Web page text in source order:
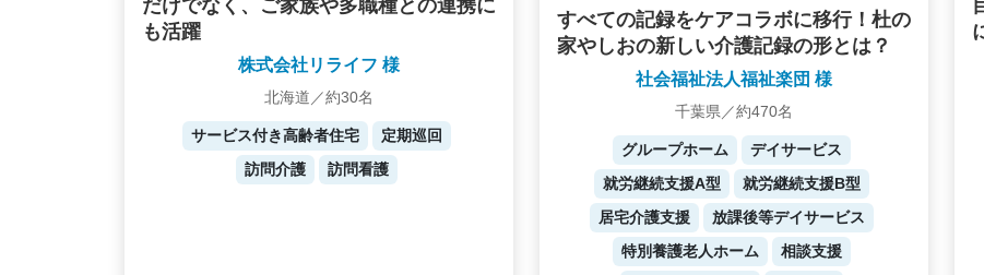
だけでなく、ご家族や多職種との連携に
も活躍
株式会社リライフ 様
北海道／約30名
サービス付き高齢者住宅
定期巡回
訪問介護
訪問看護
すべての記録をケアコラボに移行！杜の
家やしおの新しい介護記録の形とは？
社会福祉法人福祉楽団 様
千葉県／約470名
グループホーム
デイサービス
就労継続支援A型
就労継続支援B型
居宅介護支援
放課後等デイサービス
特別養護老人ホーム
相談支援